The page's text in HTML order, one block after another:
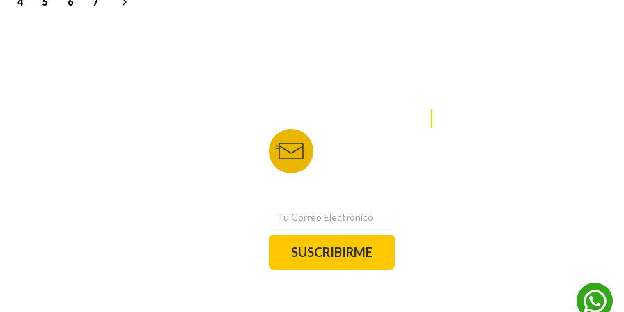
SUSCRIBIRME